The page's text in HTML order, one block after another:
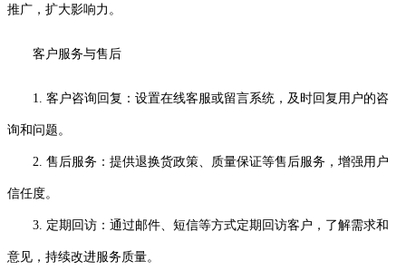
推广，扩大影响力。
客户服务与售后
1. 客户咨询回复：设置在线客服或留言系统，及时回复用户的咨
询和问题。
2. 售后服务：提供退换货政策、质量保证等售后服务，增强用户
信任度。
3. 定期回访：通过邮件、短信等方式定期回访客户，了解需求和
意见，持续改进服务质量。